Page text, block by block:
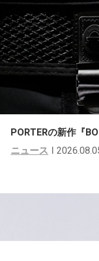
PORTERの新作『
ニュース